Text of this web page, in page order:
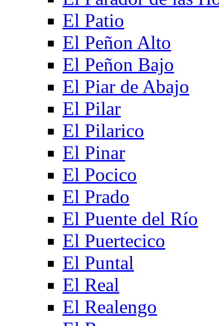
El Patio
El Peñon Alto
El Peñon Bajo
El Piar de Abajo
El Pilar
El Pilarico
El Pinar
El Pocico
El Prado
El Puente del Río
El Puertecico
El Puntal
El Real
El Realengo